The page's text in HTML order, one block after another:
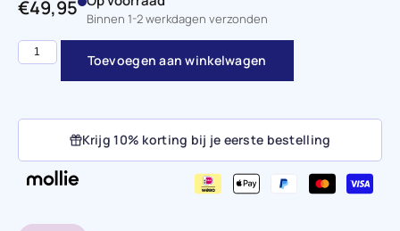
€49,95 Binnen 1-2 werkdagen verzonden
Toevoegen aan winkelwagen
Krijg 10% korting bij je eerste bestelling